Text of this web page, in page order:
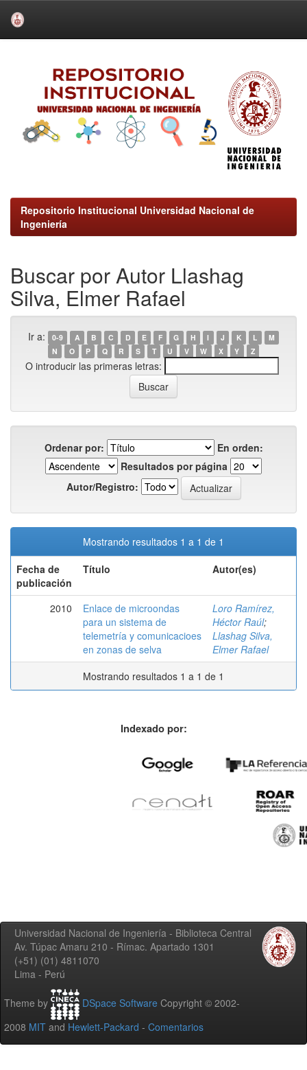
Repositorio Institucional Universidad Nacional de
Ingeniería
Buscar por Autor Llashag
Silva, Elmer Rafael
Ir a: 0-9 A B C D E F G H I J K L
M
N
O P Q R S T U V W X Y Z
O introducir las primeras letras:
Ordenar por:
En orden:
Resultados por página
Autor/Registro:
Mostrando resultados 1 a 1 de 1
Fecha de
publicación
Título Autor(es)
2010
Enlace de microondas
para un sistema de
telemetría y comunicacioes
en zonas de selva
Loro Ramírez,
Héctor Raúl;
Llashag Silva,
Elmer Rafael
Mostrando resultados 1 a 1 de 1
Indexado por:
Universidad Nacional de Ingeniería - Biblioteca Central
Av. Túpac Amaru 210 - Rímac. Apartado 1301
(+51) (01) 4811070
Lima - Perú
Theme by DSpace Software Copyright © 2002-
2008 MIT and Hewlett-Packard - Comentarios